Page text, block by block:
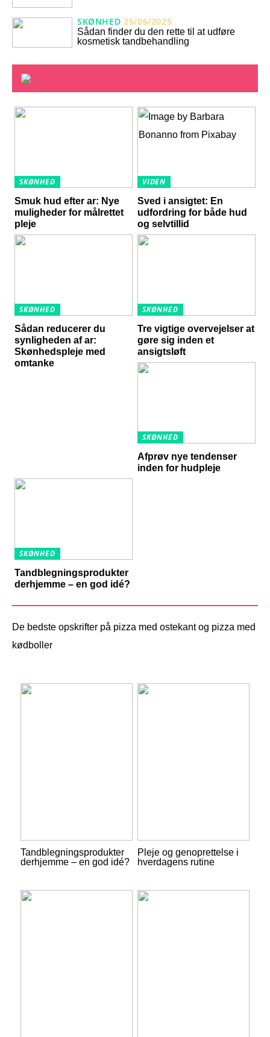
SKØNHED 25/06/2025
Sådan finder du den rette til at udføre
kosmetisk tandbehandling
SKØNHED
Smuk hud efter ar: Nye
muligheder for målrettet
pleje
VIDEN
Sved i ansigtet: En
udfordring for både hud
og selvtillid
SKØNHED
Sådan reducerer du
synligheden af ar:
Skønhedspleje med
omtanke
SKØNHED
Tre vigtige overvejelser at
gøre sig inden et
ansigtsløft
SKØNHED
Afprøv nye tendenser
inden for hudpleje
SKØNHED
Tandblegningsprodukter
derhjemme – en god idé?
De bedste opskrifter på pizza med ostekant og pizza med
kødboller
Tandblegningsprodukter
derhjemme – en god idé?
Pleje og genoprettelse i
hverdagens rutine